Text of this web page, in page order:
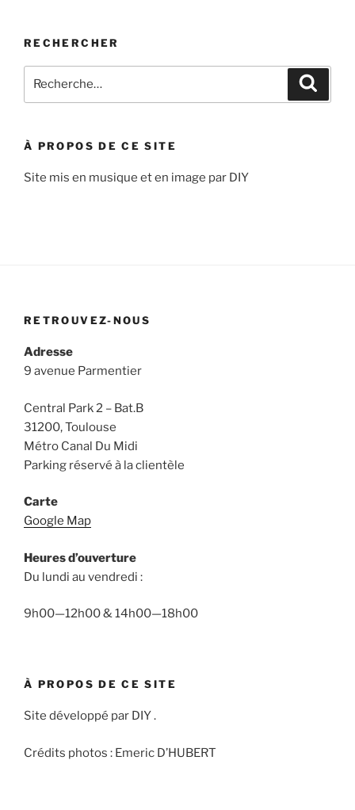
RECHERCHER
pour
À PROPOS DE CE SITE
Site mis en musique et en image par DIY
RETROUVEZ-NOUS
Adresse
9 avenue Parmentier
Central Park 2 – Bat.B
31200, Toulouse
Métro Canal Du Midi
Parking réservé à la clientèle
Carte
Google Map
Heures d’ouverture
Du lundi au vendredi :
9h00—12h00 & 14h00—18h00
À PROPOS DE CE SITE
Site développé par DIY .
Crédits photos : Emeric D’HUBERT